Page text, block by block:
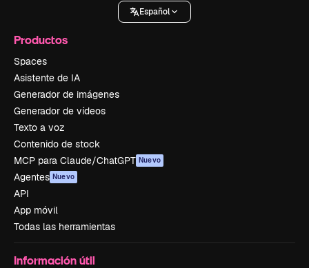
Español
Productos
Spaces
Asistente de IA
Generador de imágenes
Generador de vídeos
Texto a voz
Contenido de stock
MCP para Claude/ChatGPT Nuevo
Agentes Nuevo
API
App móvil
Todas las herramientas
Información útil